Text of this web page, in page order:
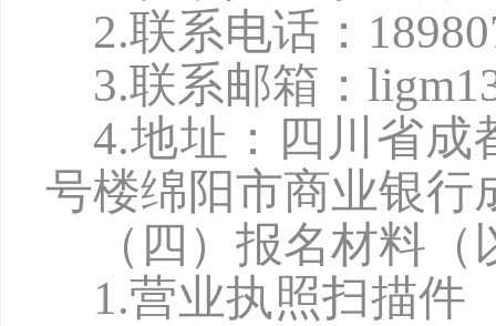
2.联系电话：
3.联系邮箱 ：
4.地址：四川省成
号楼绵阳市商业银行
（四）报名材料
1.营业执照扫描件